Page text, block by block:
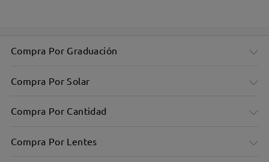
Compra Por Graduación
Compra Por Solar
Compra Por Cantidad
Compra Por Lentes